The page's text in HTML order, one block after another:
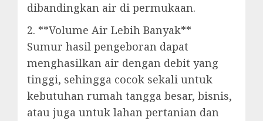
dibandingkan air di permukaan.
2. **Volume Air Lebih Banyak**
Sumur hasil pengeboran dapat
menghasilkan air dengan debit yang
tinggi, sehingga cocok sekali untuk
kebutuhan rumah tangga besar, bisnis,
atau juga untuk lahan pertanian dan